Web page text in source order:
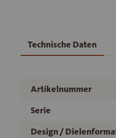
Technische Daten
Artikelnummer
Serie
Design /